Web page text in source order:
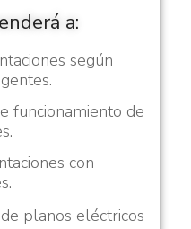
a:
según
funcionamiento de
con
planos eléctricos